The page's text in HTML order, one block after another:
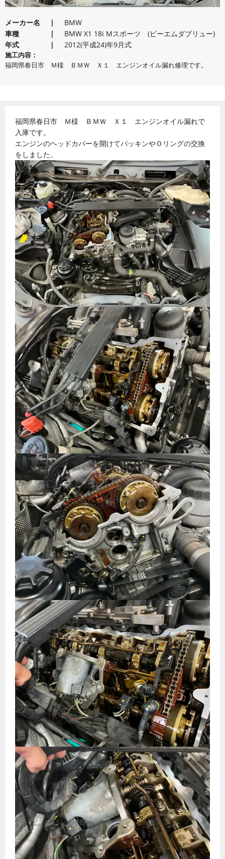
メーカー名
BMW
車種
BMW X1 18i Mスポーツ (ビーエムダブリュー)
年式
2012(平成24)年9月式
施工内容：
福岡県春日市 Ｍ様 ＢＭＷ Ｘ１ エンジンオイル漏れ修理です。
福岡県春日市 Ｍ様 ＢＭＷ Ｘ１ エンジンオイル漏れで
入庫です。
エンジンのヘッドカバーを開けてパッキンやＯリングの交換
をしました。